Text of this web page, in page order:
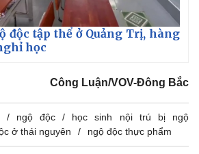
Multimedia
Video
độc tập thể ở Quảng Trị, hàng
học
Công Luận/VOV-Đông Bắc
ngộ độc
học sinh nội trú bị ngộ
ở thái nguyên ngộ độc thực phẩm